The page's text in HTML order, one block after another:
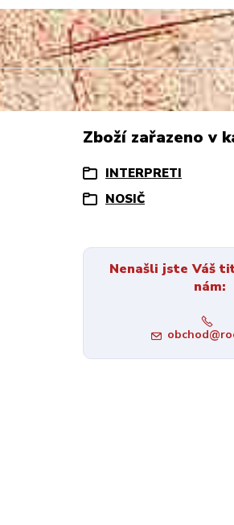
Zboží zařazeno v
INTERPRETI
NOSIČ
Nenašli jste Váš
nám: